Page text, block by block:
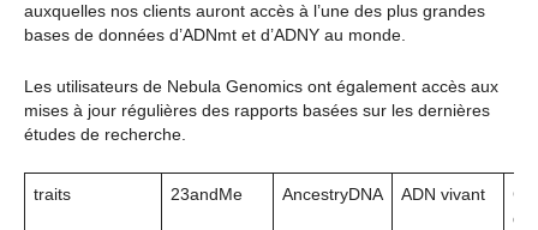
auxquelles nos clients auront accès à l’une des plus grandes
bases de données d’ADNmt et d’ADNY au monde.
Les utilisateurs de Nebula Genomics ont également accès aux
mises à jour régulières des rapports basées sur les dernières
études de recherche.
traits 23andMe AncestryDNA ADN vivant